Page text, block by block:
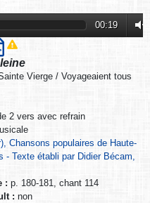
00:19
Vierge / Voyageaient tous
2 vers avec refrain
Chansons populaires de Haute-
- Texte établi par Didier Bécam,
: p. 180-181, chant 114
: non